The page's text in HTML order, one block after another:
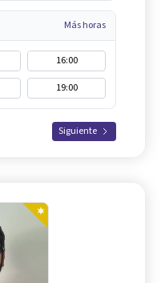
Más horas
16:00
19:00
Siguiente